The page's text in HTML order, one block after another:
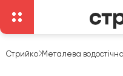
Стрийко Металева